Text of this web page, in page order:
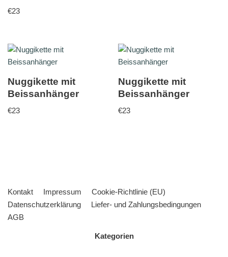
€23
Nuggikette mit
Beissanhänger
€23
Nuggikette mit
Beissanhänger
€23
Kontakt Impressum
Cookie-Richtlinie (EU)
Datenschutzerklärung
Liefer- und Zahlungsbedingungen
AGB
Kategorien